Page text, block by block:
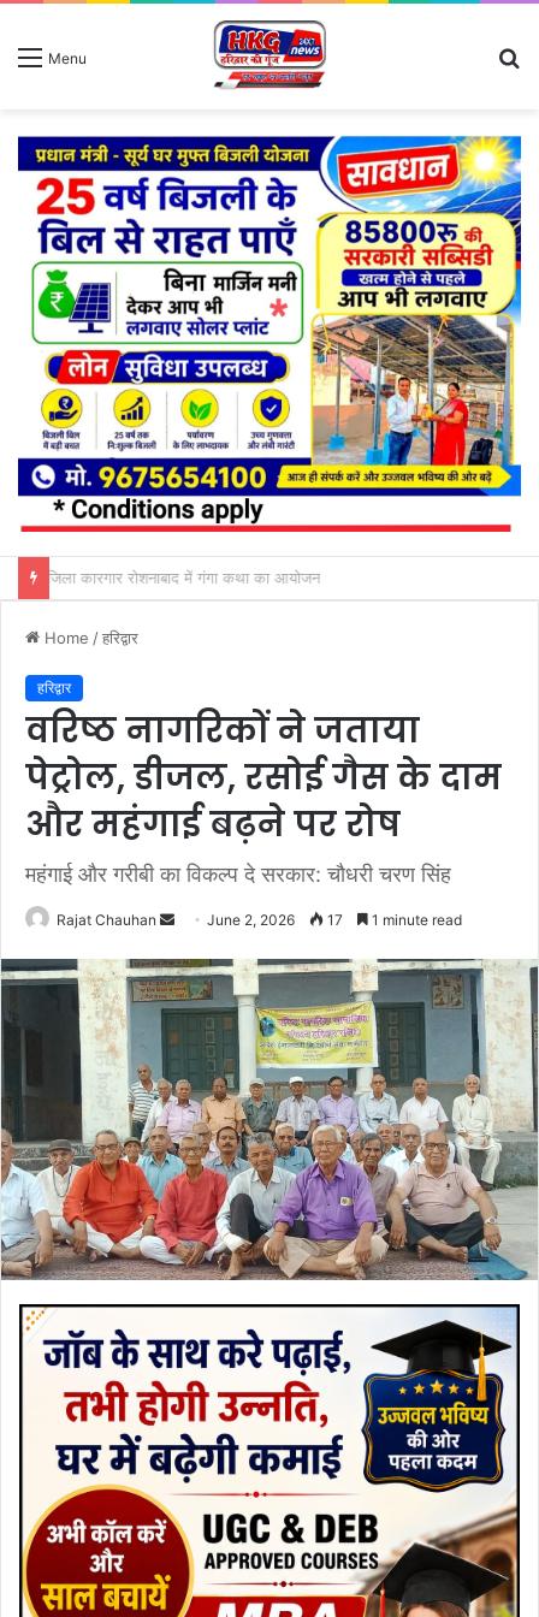
Menu
Home /हरिद्वार
हरिद्वार
वरिष्ठ नागरिकों ने जताया
पेट्रोल, डीजल, रसोई गैस के दाम
और महंगाई बढ़ने पर रोष
महंगाई और गरीबी का विकल्प दे सरकार: चौधरी चरण सिंह
Rajat Chauhan
Send
email
June 2, 2026 17 1 minute read